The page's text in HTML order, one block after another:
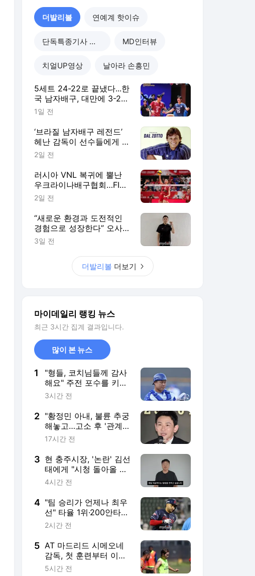
더발리볼 연예계 핫이슈
단독특종기사 모음 MD인터뷰
치얼UP영상 날아라 손흥민
5세트 24-22로 끝냈다...한
국 남자배구, 대만에 3-2
진땀승...조별리그 2연승
1일 전
‘브라질 남자배구 레전드’
헤난 감독이 선수들에게 말
한다, “결승전에선 그 순간
2일 전
러시아 VNL 복귀에 뿔난
우크라이나배구협회…FIVB
"2027 한시적 참가팀 확
2일 전
“새로운 환경과 도전적인
경험으로 성장한다” 오사카
&상하이 사령탑이 꼽은 한
3일 전
더발리볼 더보기
마이데일리 랭킹 뉴스
최근 3시간 집계 결과입니다.
많이 본 뉴스
1
"형들, 코치님들께 감사
해요" 주전 포수를 키우
려면 온 마을이 필요하
그렇다
3시간 전
2 "황정민 아내, 불륜 추궁
해놓고…고소 후 '관계
없다' 난리" A씨 추가 주
17시간 전
3 현 충주시장, '논란' 김선
태에게 "시청 돌아올 생
각 없냐"
4시간 전
4 "팀 승리가 언제나 최우
선" 타율 1위·200안타
달성보다 더 중요…'꾸준
[MD수원]
2시간 전
5 AT 마드리드 시메오네
감독, 첫 훈련부터 이강
인에게 애착…'경기 중단
5시간 전